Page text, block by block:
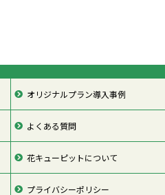
オリジナルプラン導入事例
よくある質問
花キューピットについて
プライバシーポリシー